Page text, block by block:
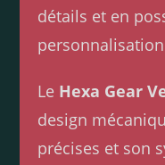
détails et en
Le Hexa Gear
design
précises et son